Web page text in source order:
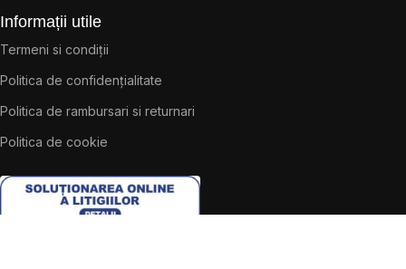
Informații utile
Termeni si condiții
Politica de confidențialitate
Politica de rambursari si returnari
Politica de cookie